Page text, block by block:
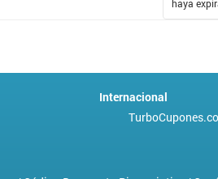
haya
Internacional